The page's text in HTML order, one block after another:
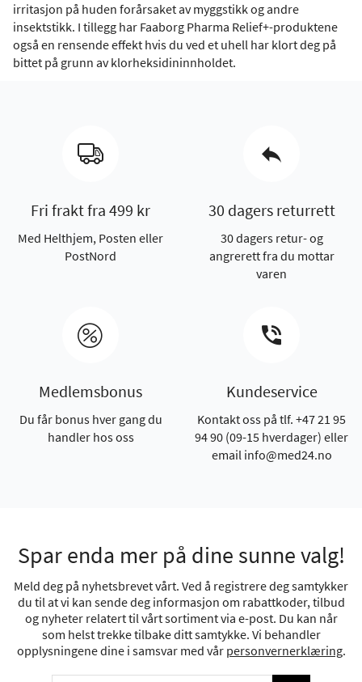
irritasjon på huden forårsaket av myggstikk og andre
insektstikk. I tillegg har Faaborg Pharma Relief+-produktene
også en rensende effekt hvis du ved et uhell har klort deg på
bittet på grunn av klorheksidininnholdet.
Fri frakt fra 499 kr
Med Helthjem, Posten eller
PostNord
30 dagers returrett
30 dagers retur- og
angrerett fra du mottar
varen
Medlemsbonus
Du får bonus hver gang du
handler hos oss
Kundeservice
Kontakt oss på tlf. +47 21 95
94 90 (09-15 hverdager) eller
email info@med24.no
Spar enda mer på dine sunne valg!
Meld deg på nyhetsbrevet vårt. Ved å registrere deg samtykker
du til at vi kan sende deg informasjon om rabattkoder, tilbud
og nyheter relatert til vårt sortiment via e-post. Du kan når
som helst trekke tilbake ditt samtykke. Vi behandler
opplysningene dine i samsvar med vår personvernerklæring.